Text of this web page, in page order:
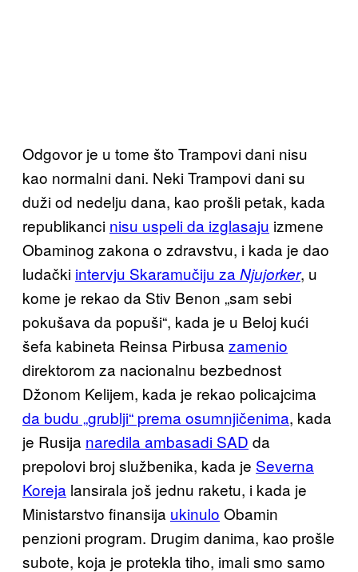
Odgovor je u tome što Trampovi dani nisu
kao normalni dani. Neki Trampovi dani su
duži od nedelju dana, kao prošli petak, kada
republikanci nisu uspeli da izglasaju izmene
Obaminog zakona o zdravstvu, i kada je dao
ludački intervju Skaramučiju za Njujorker, u
kome je rekao da Stiv Benon „sam sebi
pokušava da popuši“, kada je u Beloj kući
šefa kabineta Reinsa Pirbusa zamenio
direktorom za nacionalnu bezbednost
Džonom Kelijem, kada je rekao policajcima
da budu „grublji“ prema osumnjičenima, kada
je Rusija naredila ambasadi SAD da
prepolovi broj službenika, kada je Severna
Koreja lansirala još jednu raketu, i kada je
Ministarstvo finansija ukinulo Obamin
penzioni program. Drugim danima, kao prošle
subote, koja je protekla tiho, imali smo samo